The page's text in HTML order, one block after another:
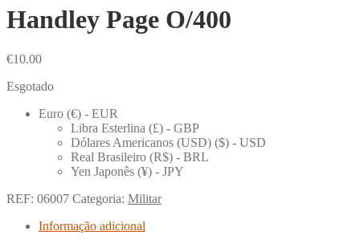
Handley Page O/400
€10.00
Esgotado
Euro (€) - EUR
Libra Esterlina (£) - GBP
Dólares Americanos (USD) ($) - USD
Real Brasileiro (R$) - BRL
Yen Japonês (¥) - JPY
REF: 06007 Categoria: Militar
Informação adicional